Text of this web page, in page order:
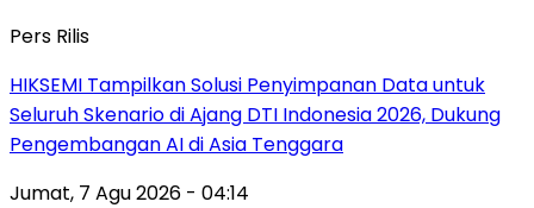
Pers Rilis
HIKSEMI Tampilkan Solusi Penyimpanan Data untuk
Seluruh Skenario di Ajang DTI Indonesia 2026, Dukung
Pengembangan AI di Asia Tenggara
Jumat, 7 Agu 2026 - 04:14